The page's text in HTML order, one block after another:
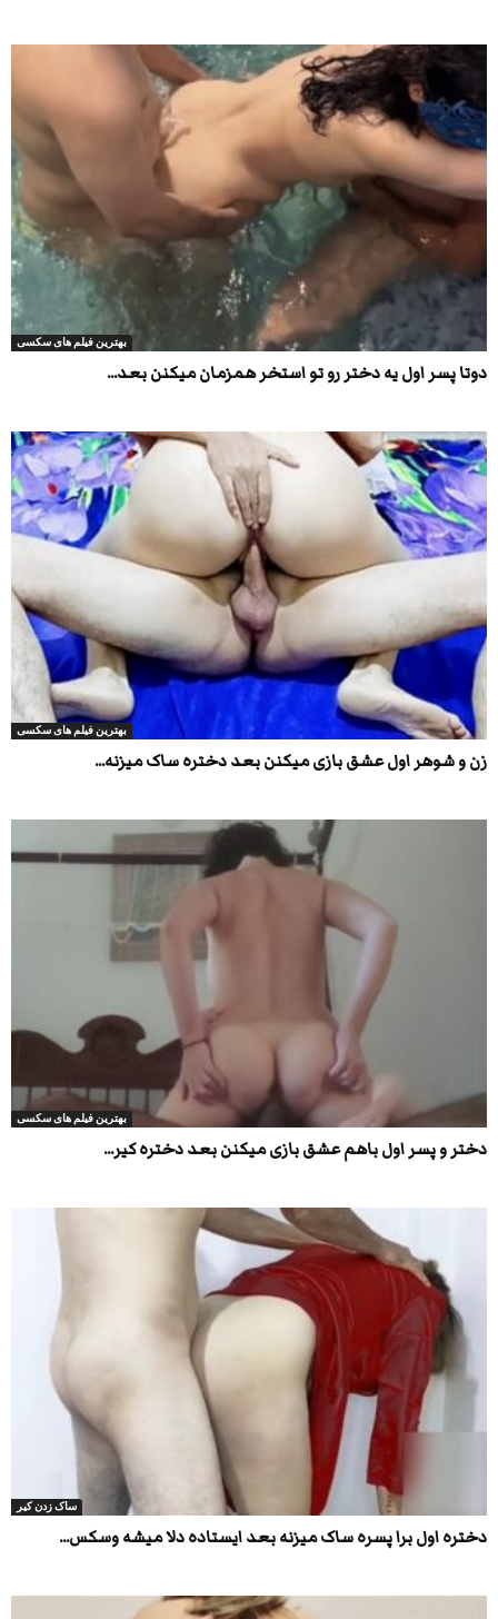
بهترین فیلم های سکسی
دوتا پسر اول یه دختر رو تو استخر همزمان میکنن بعد...
بهترین فیلم های سکسی
زن و شوهر اول عشق بازی میکنن بعد دختره ساک میزنه...
بهترین فیلم های سکسی
دختر و پسر اول باهم عشق بازی میکنن بعد دختره کیر...
ساک زدن کیر
دختره اول برا پسره ساک میزنه بعد ایستاده دلا میشه وسکس...